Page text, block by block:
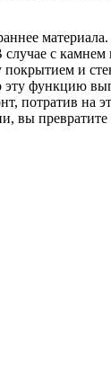
с
и
эту функцию
потратив на
вы